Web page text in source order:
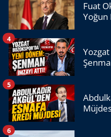
Fuat
Yoğun
4
5
6